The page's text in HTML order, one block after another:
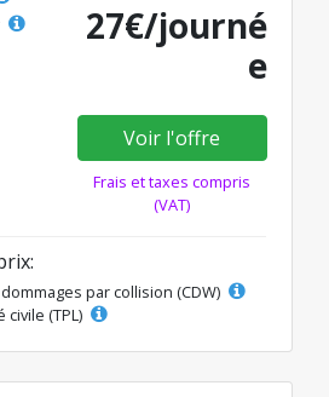
27€/journé
e
Voir l'offre
Frais et taxes compris
(VAT)
par collision (CDW)
(TPL)